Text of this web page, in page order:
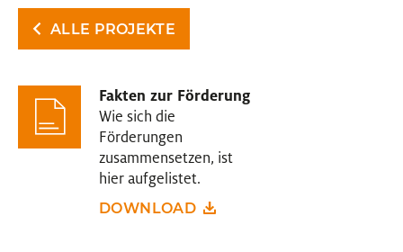
ALLE PROJEKTE
Fakten zur Förderung
Wie sich die
Förderungen
zusammensetzen, ist
hier aufgelistet.
DOWNLOAD